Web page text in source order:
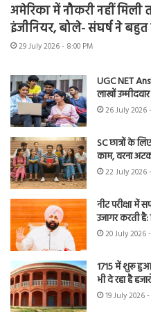
अमेरिका में नौकरी नहीं मिली
इंजीनियर, बोले- संघर्ष ने
29 July 2026 - 8:00 PM
UGC NET
लाखों
26 July 2026
SC छात्रों के
काम, वरना
22 July 2026
नीट परीक्षा में
उजागर करती है:
20 July 2026
1715 में शुरू
भी दे रहा है
19 July 2026